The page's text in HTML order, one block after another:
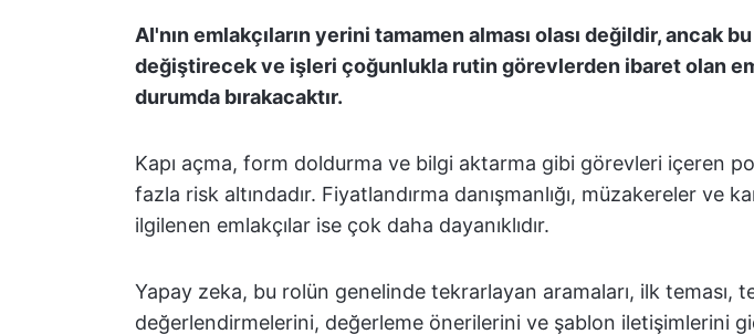
AI'nın emlakçıların yerini tamamen alması olası değildir, ancak
değiştirecek ve işleri çoğunlukla rutin görevlerden ibaret olan
durumda bırakacaktır.
Kapı açma, form doldurma ve bilgi aktarma gibi görevleri içeren
fazla risk altındadır. Fiyatlandırma danışmanlığı, müzakereler ve
ilgilenen emlakçılar ise çok daha dayanıklıdır.
Yapay zeka, bu rolün genelinde tekrarlayan aramaları, ilk teması,
değerlendirmelerini, değerleme önerilerini ve şablon iletişimlerini